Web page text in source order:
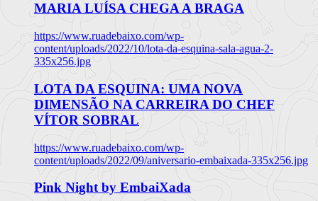
MARIA LUÍSA CHEGA A BRAGA
https://www.ruadebaixo.com/wp-
content/uploads/2022/10/lota-da-esquina-sala-agua-2-
335x256.jpg
LOTA DA ESQUINA: UMA NOVA
DIMENSÃO NA CARREIRA DO CHEF
VÍTOR SOBRAL
https://www.ruadebaixo.com/wp-
content/uploads/2022/09/aniversario-embaixada-335x256.jpg
Pink Night by EmbaiXada